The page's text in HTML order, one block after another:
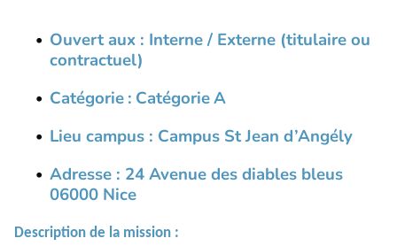
Ouvert aux : Interne / Externe (titulaire ou
contractuel)
Catégorie: CatégorieA
Lieu campus : Campus St Jean d’Angély
Adresse : 24Avenue des diables bleus
06000 Nice
Description de la mission :